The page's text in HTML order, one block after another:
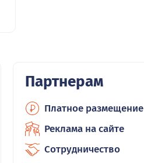
Партнерам
Платное размещение
Реклама на сайте
Сотрудничество